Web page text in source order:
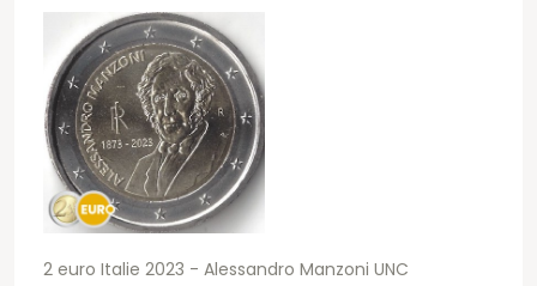
2 euro Italie 2023 - Alessandro Manzoni UNC